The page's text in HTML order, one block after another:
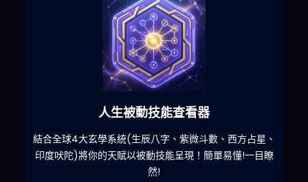
人生被動技能查看器
結合全球4大玄學系統(生辰八字、紫微斗數、西方占星、
印度吠陀)將你的天賦以被動技能呈現！簡單易懂!一目瞭
然!